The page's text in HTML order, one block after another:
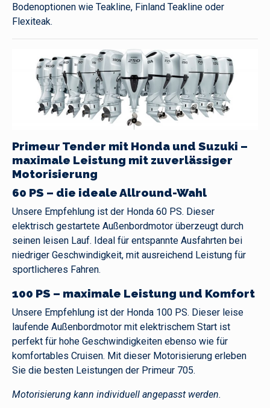
Bodenoptionen wie Teakline, Finland Teakline oder
Flexiteak.
Primeur Tender mit Honda und Suzuki –
maximale Leistung mit zuverlässiger
Motorisierung
60 PS – die ideale Allround-Wahl
Unsere Empfehlung ist der Honda 60 PS. Dieser
elektrisch gestartete Außenbordmotor überzeugt durch
seinen leisen Lauf. Ideal für entspannte Ausfahrten bei
niedriger Geschwindigkeit, mit ausreichend Leistung für
sportlicheres Fahren.
100 PS – maximale Leistung und Komfort
Unsere Empfehlung ist der Honda 100 PS. Dieser leise
laufende Außenbordmotor mit elektrischem Start ist
perfekt für hohe Geschwindigkeiten ebenso wie für
komfortables Cruisen. Mit dieser Motorisierung erleben
Sie die besten Leistungen der Primeur 705.
Motorisierung kann individuell angepasst werden.